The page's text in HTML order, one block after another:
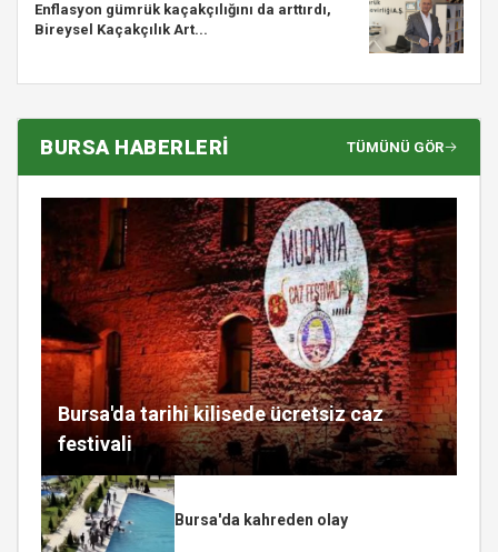
Enflasyon gümrük kaçakçılığını da arttırdı,
Bireysel Kaçakçılık Art...
BURSA HABERLERİ TÜMÜNÜ GÖR
Bursa'da tarihi kilisede ücretsiz caz
festivali
Bursa'da kahreden olay